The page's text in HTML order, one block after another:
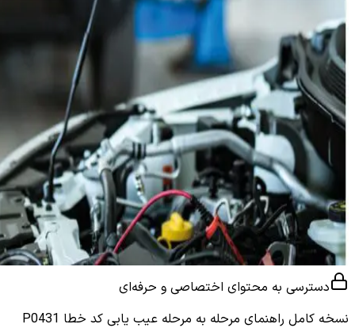
دسترسی به محتوای اختصاصی و حرفه‌ای
نسخه کامل راهنمای مرحله به مرحله عیب یابی کد خطا P0431